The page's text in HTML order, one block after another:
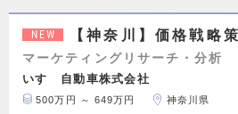
NEW 【神奈川】価格戦略
マーケティングリサーチ・分析
いすゞ自動車株式会社
500万円 ～ 649万円 神奈川県